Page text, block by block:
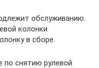
обслуживанию.
колонки
в сборе.
по снятию рулевой